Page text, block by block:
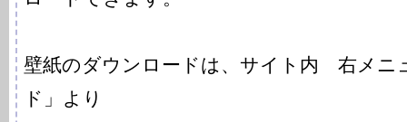
壁紙のダウンロードは、サイト内 右メニ
ド」より